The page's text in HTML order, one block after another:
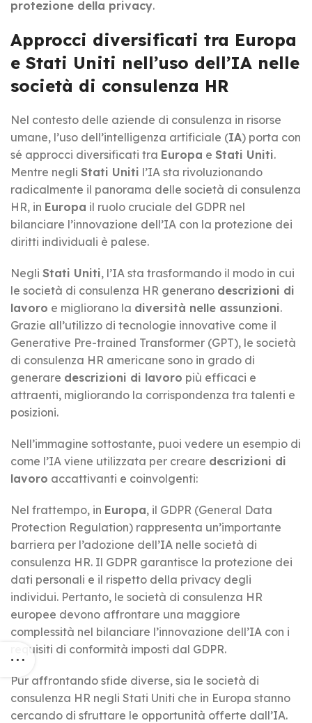
protezione della privacy.
Approcci diversificati tra Europa
e Stati Uniti nell’uso dell’IA nelle
società di consulenza HR
Nel contesto delle aziende di consulenza in risorse
umane, l’uso dell’intelligenza artificiale (IA) porta con
sé approcci diversificati tra Europa e Stati Uniti.
Mentre negli Stati Uniti l’IA sta rivoluzionando
radicalmente il panorama delle società di consulenza
HR, in Europa il ruolo cruciale del GDPR nel
bilanciare l’innovazione dell’IA con la protezione dei
diritti individuali è palese.
Negli Stati Uniti, l’IA sta trasformando il modo in cui
le società di consulenza HR generano descrizioni di
lavoro e migliorano la diversità nelle assunzioni.
Grazie all’utilizzo di tecnologie innovative come il
Generative Pre-trained Transformer (GPT), le società
di consulenza HR americane sono in grado di
generare descrizioni di lavoro più efficaci e
attraenti, migliorando la corrispondenza tra talenti e
posizioni.
Nell’immagine sottostante, puoi vedere un esempio di
come l’IA viene utilizzata per creare descrizioni di
lavoro accattivanti e coinvolgenti:
Nel frattempo, in Europa, il GDPR (General Data
Protection Regulation) rappresenta un’importante
barriera per l’adozione dell’IA nelle società di
consulenza HR. Il GDPR garantisce la protezione dei
dati personali e il rispetto della privacy degli
individui. Pertanto, le società di consulenza HR
europee devono affrontare una maggiore
complessità nel bilanciare l’innovazione dell’IA con i
requisiti di conformità imposti dal GDPR.
Pur affrontando sfide diverse, sia le società di
consulenza HR negli Stati Uniti che in Europa stanno
cercando di sfruttare le opportunità offerte dall’IA.